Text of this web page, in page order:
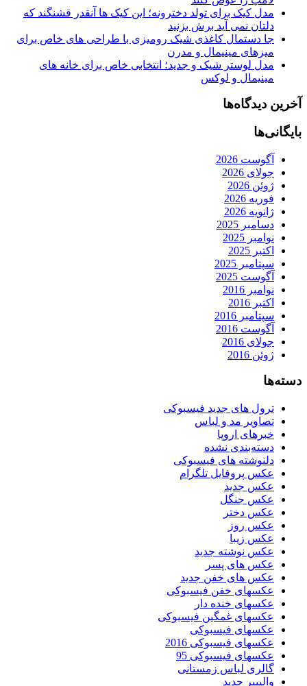
مدل کیک برای تولد دخترونه؛ این کیک ها آنقدر قشنگند که
دلتان نمی آید برش بزنید
جا دستمال کاغذی شیک رومیزی با طراحی های خاص برای
میزهای مینیمال و مدرن
مدل لوستر شیک و جدید؛ انتخابی خاص برای خانه های
مینیمال و لوکس
آخرین دیدگاه‌ها
بایگانی‌ها
آگوست 2026
جولای 2026
ژوئن 2026
فوریه 2026
ژانویه 2026
دسامبر 2025
نوامبر 2025
اکتبر 2025
سپتامبر 2025
آگوست 2025
نوامبر 2016
اکتبر 2016
سپتامبر 2016
آگوست 2016
جولای 2016
ژوئن 2016
دسته‌ها
ترول های جدید فیسبوکی
تصاویر مد و لباس
خبرهای اروپا
دسته‌بندی نشده
دلنوشته های فیسبوکی
عکس پروفایل تلگرام
عکس جدید
عکس جنگل
عکس دختر
عکس روز
عکس زیبا
عکس نوشته جدید
عکس های پسر
عکس های خفن جدید
عکسهای خفن فیسبوکی
عکسهای خنده دار
عکسهای غمگین فیسبوکی
عکسهای فیسبوکی
عکسهای فیسبوکی 2016
عکسهای فیسبوکی 95
گالری لباس زمستانی
والپیپر جدید